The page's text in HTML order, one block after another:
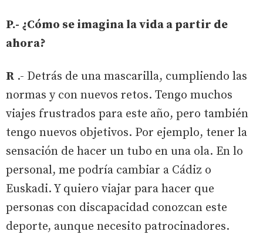
P.- ¿Cómo se imagina la vida a partir de
ahora?
R .- Detrás de una mascarilla, cumpliendo las
normas y con nuevos retos. Tengo muchos
viajes frustrados para este año, pero también
tengo nuevos objetivos. Por ejemplo, tener la
sensación de hacer un tubo en una ola. En lo
personal, me podría cambiar a Cádiz o
Euskadi. Y quiero viajar para hacer que
personas con discapacidad conozcan este
deporte, aunque necesito patrocinadores.